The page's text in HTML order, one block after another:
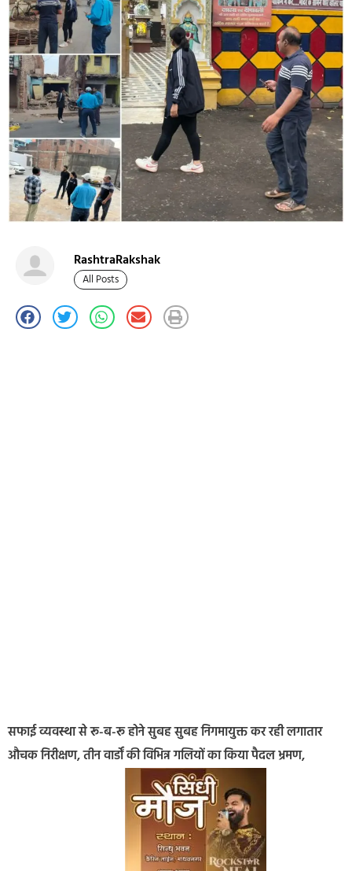
RashtraRakshak
All Posts
सफाई व्यवस्था से रू-ब-रू होने सुबह सुबह निगमायुक्त कर रही लगातार
औचक निरीक्षण, तीन वार्डों की विभिन्न गलियों का किया पैदल भ्रमण,